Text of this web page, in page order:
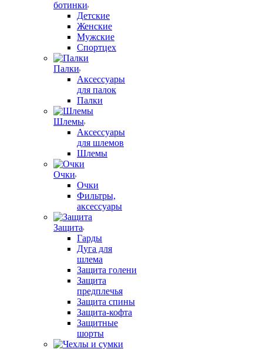
ботинки
Детские
Женские
Мужские
Спортцех
Палки
Аксессуары
для палок
Палки
Шлемы
Аксессуары
для шлемов
Шлемы
Очки
Очки
Фильтры,
аксессуары
Защита
Гарды
Дуга для
шлема
Защита голени
Защита
предплечья
Защита спины
Защита-кофта
Защитные
шорты